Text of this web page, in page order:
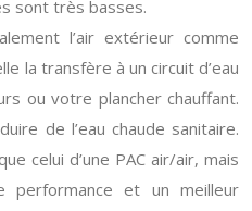
sont très basses.
l’air extérieur comme
la transfère à un circuit d’eau
ou votre plancher chauffant.
de l’eau chaude sanitaire.
celui d’une PAC air/air, mais
performance et un meilleur